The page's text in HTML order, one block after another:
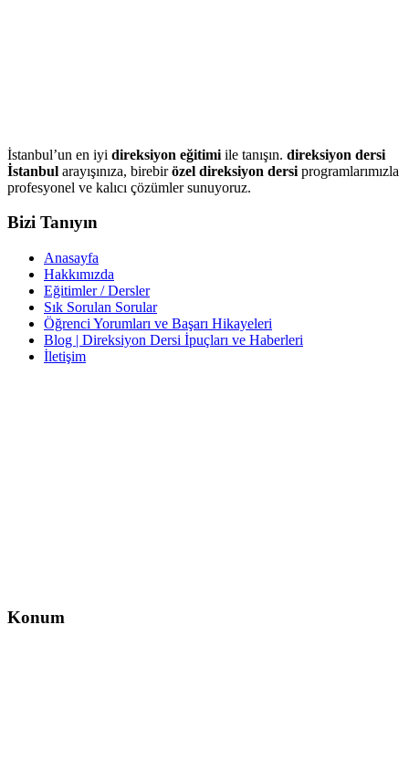
İstanbul’un en iyi direksiyon eğitimi ile tanışın. direksiyon dersi
İstanbul arayışınıza, birebirözel direksiyon dersi programlarımızla
profesyonel ve kalıcı çözümler sunuyoruz.
Bizi Tanıyın
Anasayfa
Hakkımızda
Eğitimler / Dersler
Sık Sorulan Sorular
Öğrenci Yorumları ve Başarı Hikayeleri
Blog | Direksiyon Dersi İpuçları ve Haberleri
İletişim
Konum